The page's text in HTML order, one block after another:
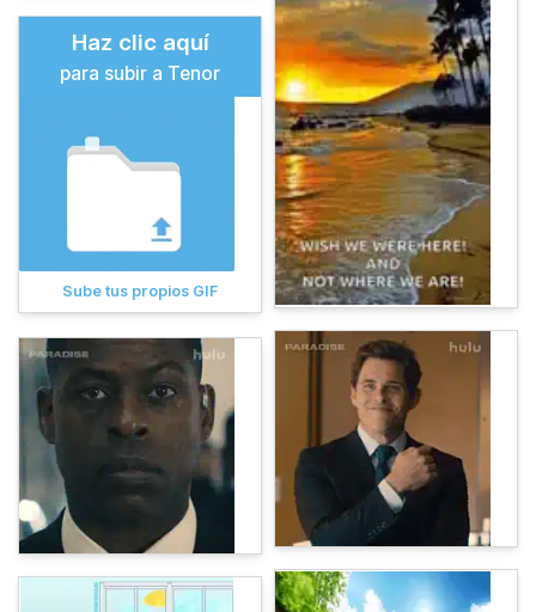
Haz clic aquí
para subir a Tenor
Sube tus propios GIF